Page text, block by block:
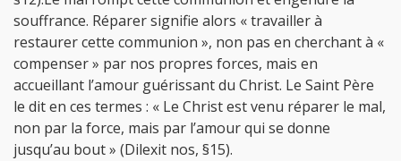
souffrance. Réparer signifie alors « travailler à
restaurer cette communion », non pas en cherchant à «
compenser » par nos propres forces, mais en
accueillant l’amour guérissant du Christ. Le Saint Père
le dit en ces termes : « Le Christ est venu réparer le mal,
non par la force, mais par l’amour qui se donne
jusqu’au bout » (Dilexit nos, §15).